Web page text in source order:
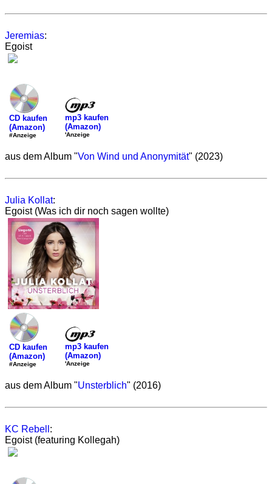
Jeremias:
Egoist
CD kaufen
(Amazon)
#Anzeige
mp3 kaufen
(Amazon)
'Anzeige
aus dem Album "Von Wind und Anonymität" (2023)
Julia Kollat:
Egoist (Was ich dir noch sagen wollte)
CD kaufen
(Amazon)
#Anzeige
mp3 kaufen
(Amazon)
'Anzeige
aus dem Album "Unsterblich" (2016)
KC Rebell :
Egoist (featuring Kollegah)